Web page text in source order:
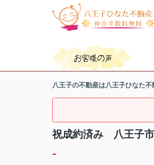
八王子の不動産は八王子ひなた不
祝成約済み 八王子
-